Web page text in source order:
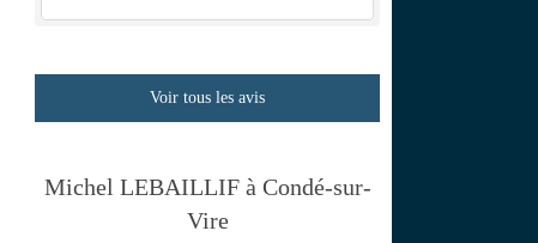
Voir tous les avis
Michel LEBAILLIF à Condé-sur-
Vire